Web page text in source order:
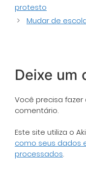
protesto
Mudar de
Deixe um
Você precisa fazer
comentário.
Este site utiliza o
como seus dados
processados.